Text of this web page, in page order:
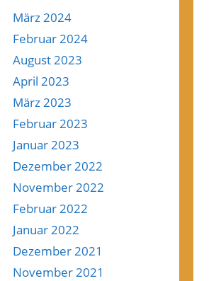
März 2024
Februar 2024
August 2023
April 2023
März 2023
Februar 2023
Januar 2023
Dezember 2022
November 2022
Februar 2022
Januar 2022
Dezember 2021
November 2021